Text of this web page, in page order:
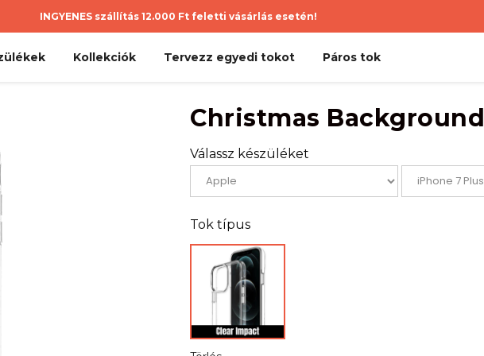
INGYENES szállítás 12.000 Ft feletti vásárlás esetén!
Kollekciók Tervezz egyedi tokot Páros tok
Christmas Background
Válassz készüléket
Tok típus